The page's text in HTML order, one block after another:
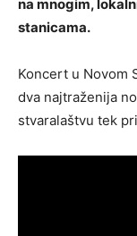
na mnogim,
stanicama.
Koncert u Novom
dva najtraženija
stvaralaštvu tek